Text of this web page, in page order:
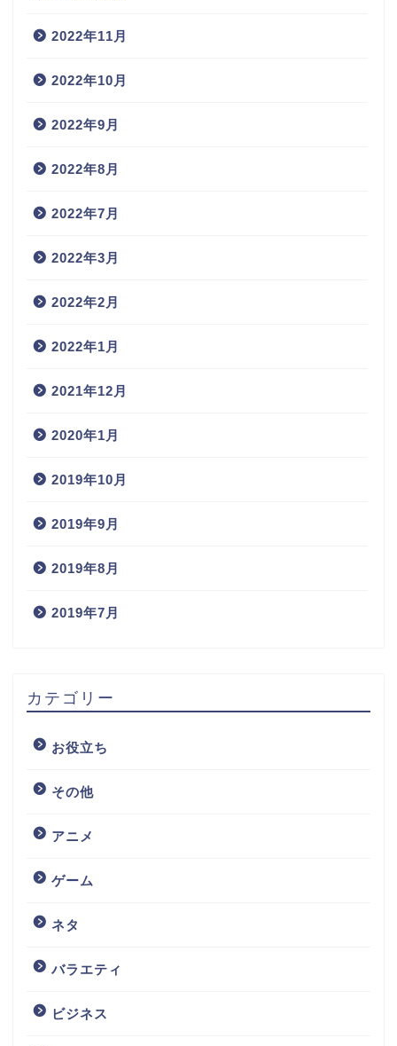
2022年11月
2022年10月
2022年9月
2022年8月
2022年7月
2022年3月
2022年2月
2022年1月
2021年12月
2020年1月
2019年10月
2019年9月
2019年8月
2019年7月
カテゴリー
お役立ち
その他
アニメ
ゲーム
ネタ
バラエティ
ビジネス